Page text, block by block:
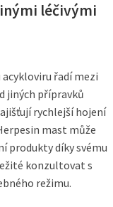
léčivými
řadí mezi
jiných přípravků
rychlejší hojení
mast může
produkty díky svému
konzultovat s
režimu.